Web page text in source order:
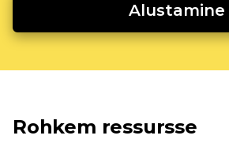
Alustamine
Rohkem ressursse